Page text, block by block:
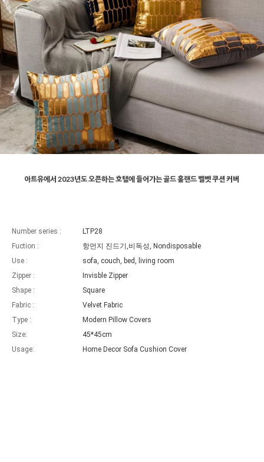
아트유에서 2023년도 오픈하는 호텔에 들어가는 골드 홀랜드 벨벳 쿠션 커버
Number series :
LTP28
Fuction :
항먼지 진드기,비독성, Nondisposable
Use :
sofa, couch, bed, living room
Zipper :
Invisble Zipper
Shape :
Square
Fabric :
Velvet Fabric
Type :
Modern Pillow Covers
Size:
45*45cm
Usage:
Home Decor Sofa Cushion Cover